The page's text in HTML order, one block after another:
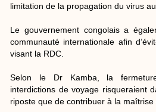
limitation de la propagation du virus
Le gouvernement congolais a
communauté internationale afin
visant la RDC.
Selon le Dr Kamba, la
interdictions de voyage risqueraient
riposte que de contribuer à la maîtrise